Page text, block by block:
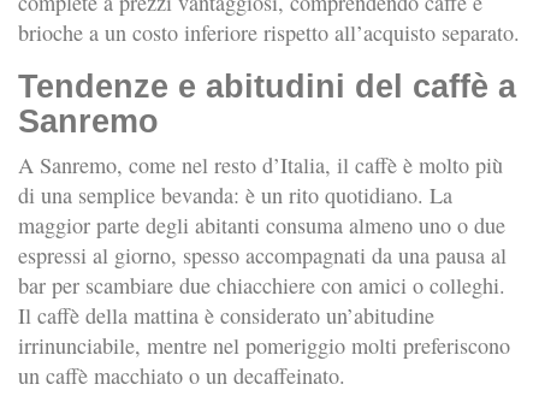
brioche a un costo inferiore rispetto all’acquisto separato.
Tendenze e abitudini del caffè a
Sanremo
A Sanremo, come nel resto d’Italia, il caffè è molto più
di una semplice bevanda: è un rito quotidiano. La
maggior parte degli abitanti consuma almeno uno o due
espressi al giorno, spesso accompagnati da una pausa al
bar per scambiare due chiacchiere con amici o colleghi.
Il caffè della mattina è considerato un’abitudine
irrinunciabile, mentre nel pomeriggio molti preferiscono
un caffè macchiato o un decaffeinato.